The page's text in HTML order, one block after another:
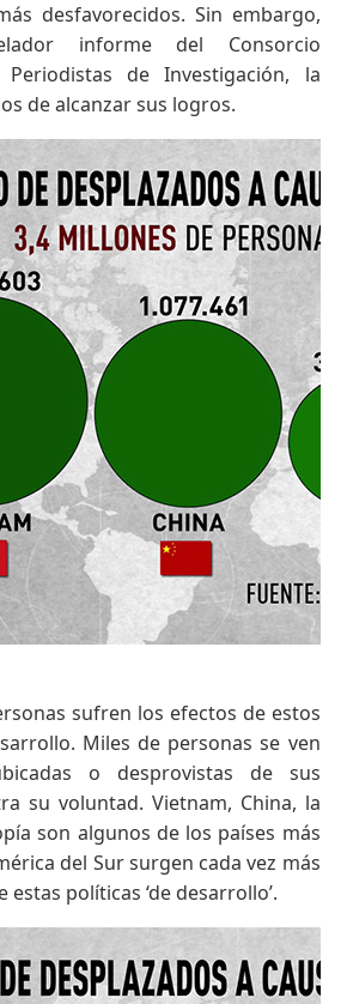
desfavorecidos. Sin embargo,
informe del Consorcio
de Investigación, la
de alcanzar sus logros.
sufren los efectos de estos
Miles de personas se ven
o desprovistas de sus
su voluntad. Vietnam, China, la
son algunos de los países más
del Sur surgen cada vez más
políticas ‘de desarrollo’.